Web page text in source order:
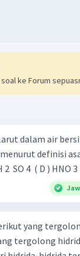
ke Forum
dalam air
definisi
) H 2 ​ SO 4 ​ ( D ) HNO
yang
tergolong hidrida